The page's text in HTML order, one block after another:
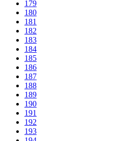
179
180
181
182
183
184
185
186
187
188
189
190
191
192
193